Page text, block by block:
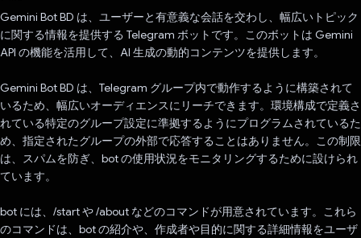
Gemini Bot BD は、ユーザーと有意義な会話を交わし、幅広いトピック
に関する情報を提供する Telegram ボットです。このボットは Gemini
API の機能を活用して、AI 生成の動的コンテンツを提供します。
Gemini Bot BD は、Telegram グループ内で動作するように構築されて
いるため、幅広いオーディエンスにリーチできます。環境構成で定義さ
れている特定のグループ設定に準拠するようにプログラムされているた
め、指定されたグループの外部で応答することはありません。この制限
は、スパムを防ぎ、bot の使用状況をモニタリングするために設けられ
ています。
bot には、/start や /about などのコマンドが用意されています。これら
のコマンドは、bot の紹介や、作成者や目的に関する詳細情報をユーザ